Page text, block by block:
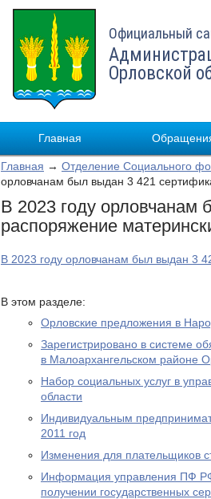
Официальный
Орловской
Главная
Главная → Отделение Социального
орловчанам был выдан 3 421
В 2023 году орловчанам
распоряжение
В 2023 году орловчанам был выдан 3
В этом разделе:
Орловские предложения в
Зарегистрировано в системе
в Малоархангельском районе
Набор социальных услуг в
области
Индивидуальным
2011 год
Изменения для плательщиков
Информация управления ПФ
получении государственных